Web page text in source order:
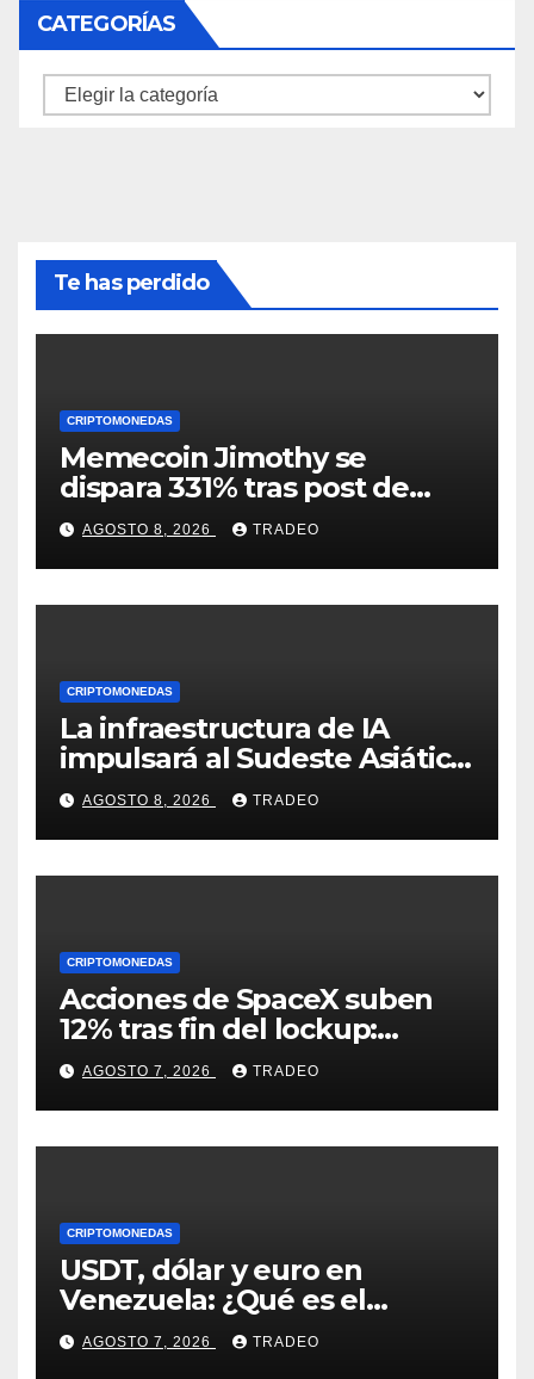
CATEGORÍAS
Categorías
Te has perdido
CRIPTOMONEDAS
Memecoin Jimothy se
dispara 331% tras post de
Elon Musk sobre un
mapache
AGOSTO 8, 2026 TRADEO
CRIPTOMONEDAS
La infraestructura de IA
impulsará al Sudeste Asiático,
destaca United Overseas
Bank
AGOSTO 8, 2026 TRADEO
CRIPTOMONEDAS
Acciones de SpaceX suben
12% tras fin del lockup:
¿Hasta dónde podrían llegar
en agosto?
AGOSTO 7, 2026 TRADEO
CRIPTOMONEDAS
USDT, dólar y euro en
Venezuela: ¿Qué es el
fenómeno “Rockets and
Feathers”?
AGOSTO 7, 2026 TRADEO